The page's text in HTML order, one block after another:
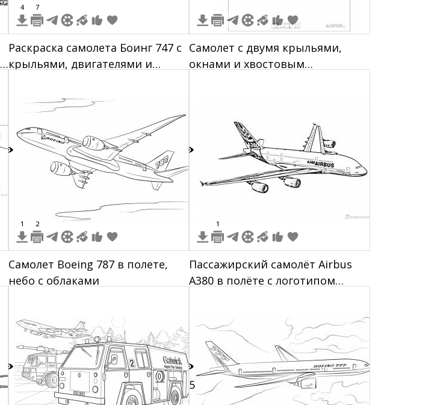
4 7
Раскраска самолета Боинг 747 с
крыльями, двигателями и
Самолет с двумя крыльями,
окнами и хвостовым
1 2
Самолет Boeing 787 в полете,
небо с облаками
3
1
Пассажирский самолёт Airbus
A380 в полёте с логотипом
1 15